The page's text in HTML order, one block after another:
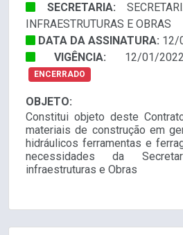
SECRETARIA:
INFRAESTRUTURAS E OBRAS
DATA DA ASSINATURA: 12/
VIGÊNCIA: 12/01/
ENCERRADO
OBJETO:
Constitui objeto deste
materiais de construção em
hidráulicos ferramentas e
necessidades da
infraestruturas e Obras